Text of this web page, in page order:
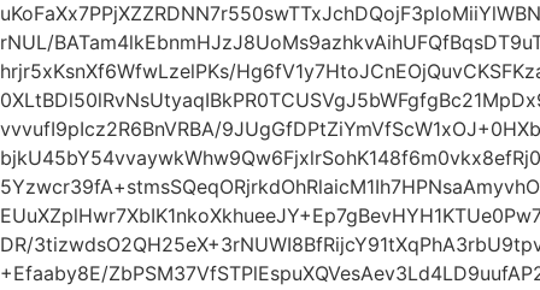
rNUL/
hrjr5xKsnXf6WfwLzelPKs/
vvvufI9pIcz2R6BnVRBA/
DR/
+Efaaby8E/